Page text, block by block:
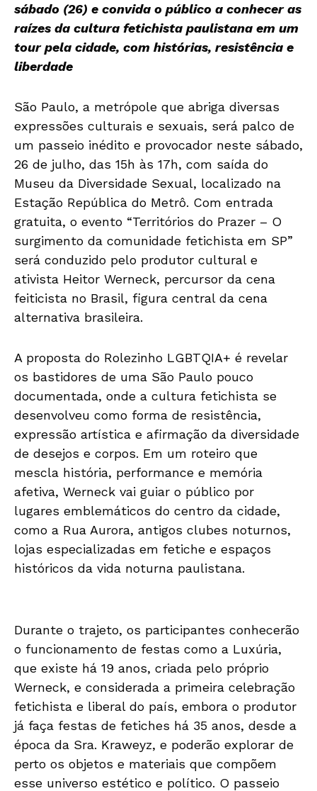
sábado (26) e convida o público a conhecer as
raízes da cultura fetichista paulistana em um
tour pela cidade, com histórias, resistência e
liberdade
São Paulo, a metrópole que abriga diversas
expressões culturais e sexuais, será palco de
um passeio inédito e provocador neste sábado,
26 de julho, das 15h às 17h, com saída do
Museu da Diversidade Sexual, localizado na
Estação República do Metrô. Com entrada
gratuita, o evento “Territórios do Prazer – O
surgimento da comunidade fetichista em SP”
será conduzido pelo produtor cultural e
ativista Heitor Werneck, percursor da cena
feiticista no Brasil, figura central da cena
alternativa brasileira.
A proposta do Rolezinho LGBTQIA+ é revelar
os bastidores de uma São Paulo pouco
documentada, onde a cultura fetichista se
desenvolveu como forma de resistência,
expressão artística e afirmação da diversidade
de desejos e corpos. Em um roteiro que
mescla história, performance e memória
afetiva, Werneck vai guiar o público por
lugares emblemáticos do centro da cidade,
como a Rua Aurora, antigos clubes noturnos,
lojas especializadas em fetiche e espaços
históricos da vida noturna paulistana.
Durante o trajeto, os participantes conhecerão
o funcionamento de festas como a Luxúria,
que existe há 19 anos, criada pelo próprio
Werneck, e considerada a primeira celebração
fetichista e liberal do país, embora o produtor
já faça festas de fetiches há 35 anos, desde a
época da Sra. Kraweyz, e poderão explorar de
perto os objetos e materiais que compõem
esse universo estético e político. O passeio